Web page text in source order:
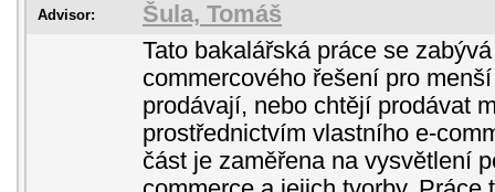
Advisor: Šula, Tomáš
Tato bakalářská práce se
commercového řešení pro
prodávají, nebo chtějí prodávat
prostřednictvím vlastního e-
část je zaměřena na vysvětlení